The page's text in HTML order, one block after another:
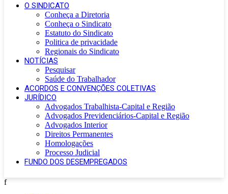
O SINDICATO
Conheça a Diretoria
Conheça o Sindicato
Estatuto do Sindicato
Politica de privacidade
Regionais do Sindicato
NOTÍCIAS
Pesquisar
Saúde do Trabalhador
ACORDOS E CONVENÇÕES COLETIVAS
JURÍDICO
Advogados Trabalhista-Capital e Região
Advogados Previdenciários-Capital e Região
Advogados Interior
Direitos Permanentes
Homologações
Processo Judicial
FUNDO DOS DESEMPREGADOS
f